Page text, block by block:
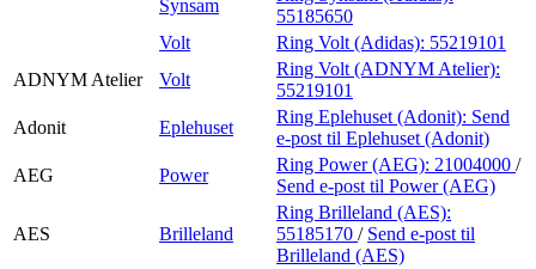
Synsam
55185650
Volt
Ring Volt (Adidas): 55219101
ADNYM Atelier
Volt
Ring Volt (ADNYM Atelier):
55219101
Adonit
Eplehuset
Ring Eplehuset (Adonit): Send
e-post til Eplehuset (Adonit)
AEG
Power
Ring Power (AEG): 21004000 /
Send e-post til Power (AEG)
AES Brilleland
Ring Brilleland (AES):
55185170 / Send e-post til
Brilleland (AES)